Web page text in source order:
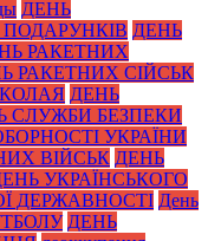
ДЕНЬ
ПОДАРУНКІВ ДЕНЬ
РАКЕТНИХ
РАКЕТНИХ СІЙСЬК
ДЕНЬ
СЛУЖБИ БЕЗПЕКИ
УКРАЇНИ
ВІЙСЬК ДЕНЬ
УКРАЇНСЬКОГО
ДЕРЖАВНОСТІ День
ДЕНЬ